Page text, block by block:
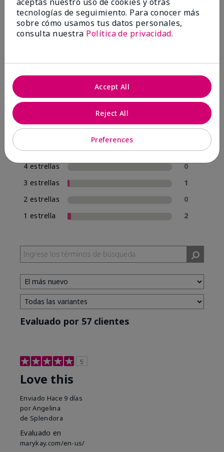
4.8
Escribir Una Opinión
95%
de los encuestados recomendaría a un amigo.
5 estrellas
54
4 estrellas
0
3 estrellas
1
2 estrellas
0
1 estrella
2
Evaluado por 57 clientes
5
Love this
Enviado Hace 9 días
porAngelina
de Splendora
Evaluado en
marykay.com/en-us/
tecnologías de seguimiento. Para conocer más
sobre cómo usamos tus datos personales,
consulta nuestra Política de privacidad.
Preferences
Reject All
Accept All